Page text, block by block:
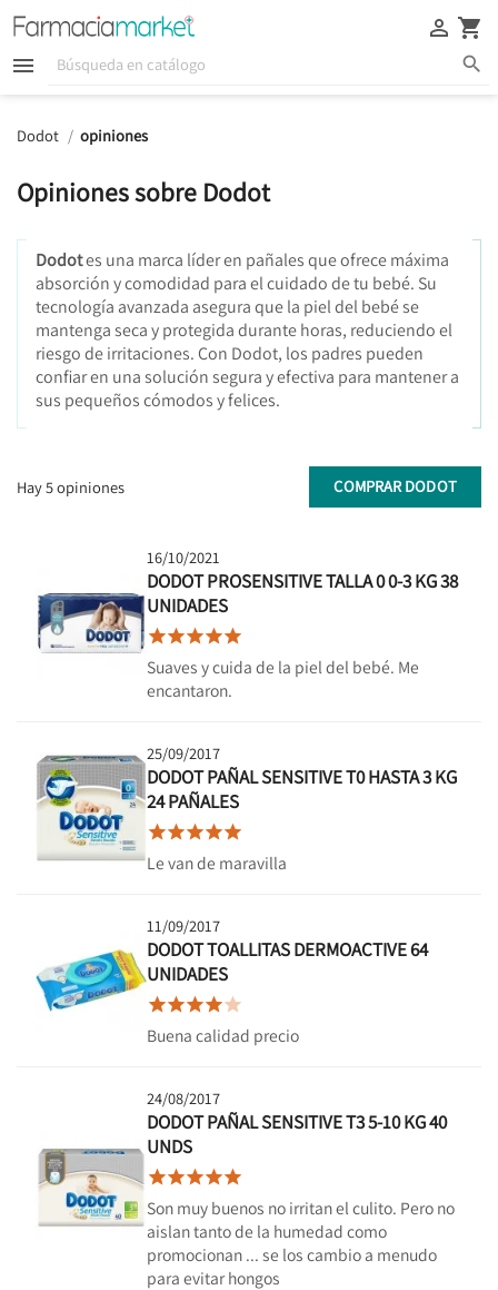
  
 
Dodot opiniones
Opiniones sobre Dodot
Dodotes una marca líder en pañales que ofrece máxima
absorción y comodidad para el cuidado de tu bebé. Su
tecnología avanzada asegura que la piel del bebé se
mantenga seca y protegida durante horas, reduciendo el
riesgo de irritaciones. Con Dodot, los padres pueden
confiar en una solución segura y efectiva para mantener a
sus pequeños cómodos y felices.
Hay 5 opiniones COMPRAR DODOT
16/10/2021
DODOT PROSENSITIVE TALLA 0 0-3 KG 38
UNIDADES

Suaves y cuida de la piel del bebé. Me
encantaron.
25/09/2017
DODOT PAÑAL SENSITIVE T0 HASTA 3 KG
24 PAÑALES

Le van de maravilla
11/09/2017
DODOT TOALLITAS DERMOACTIVE 64
UNIDADES

Buena calidad precio
24/08/2017
DODOT PAÑAL SENSITIVE T3 5-10 KG 40
UNDS

Son muy buenos no irritan el culito. Pero no
aislan tanto de la humedad como
promocionan ... se los cambio a menudo
para evitar hongos